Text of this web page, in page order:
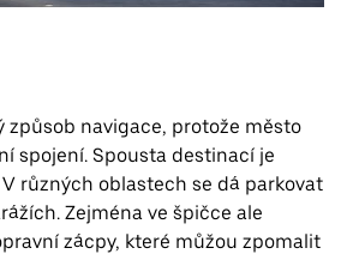
způsob navigace, protože město
spojení. Spousta destinací je
různých oblastech se dá parkovat
Zejména ve špičce ale
zácpy, které můžou zpomalit